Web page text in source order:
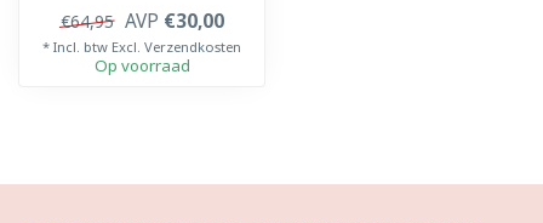
€64,95 AVP €30,00
* Incl. btw Excl. Verzendkosten
Op voorraad